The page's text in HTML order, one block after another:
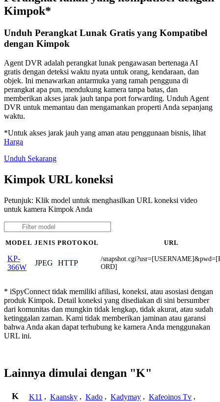
Kimpok*
Unduh Perangkat Lunak Gratis yang Kompatibel
dengan Kimpok
Agent DVR adalah perangkat lunak pengawasan bertenaga AI
gratis dengan deteksi waktu nyata untuk orang, kendaraan, dan
objek. Ini menawarkan antarmuka yang ramah pengguna di
perangkat apa pun, mendukung kamera tanpa batas, dan
memberikan akses jarak jauh tanpa port forwarding. Unduh Agent
DVR untuk memantau dan mengamankan properti Anda sepanjang
waktu.
*Untuk akses jarak jauh yang aman atau penggunaan bisnis, lihat
Harga
Unduh Sekarang
Kimpok URL koneksi
Petunjuk: Klik model untuk menghasilkan URL koneksi video
untuk kamera Kimpok Anda
MODEL JENIS PROTOKOL URL
KP-
366W
JPEG HTTP
/
ORD]
* iSpyConnect tidak memiliki afiliasi, koneksi, atau asosiasi dengan
produk Kimpok. Detail koneksi yang disediakan di sini bersumber
dari komunitas dan mungkin tidak lengkap, tidak akurat, atau sudah
ketinggalan zaman. Kami tidak memberikan jaminan atau garansi
bahwa Anda akan dapat terhubung ke kamera Anda menggunakan
URL ini.
Lainnya dimulai dengan "K"
K K11 , Kaansky , Kado , Kadymay , Kafeoinos Tv ,